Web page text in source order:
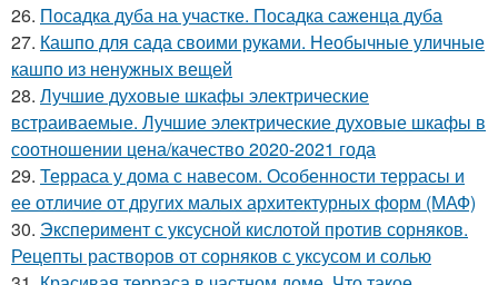
26. Посадка дуба на участке. Посадка саженца дуба
27. Кашпо для сада своими руками. Необычные уличные
кашпо из ненужных вещей
28. Лучшие духовые шкафы электрические
встраиваемые. Лучшие электрические духовые шкафы в
соотношении цена/качество 2020-2021 года
29. Терраса у дома с навесом. Особенности террасы и
ее отличие от других малых архитектурных форм (МАФ)
30. Эксперимент с уксусной кислотой против сорняков.
Рецепты растворов от сорняков с уксусом и солью